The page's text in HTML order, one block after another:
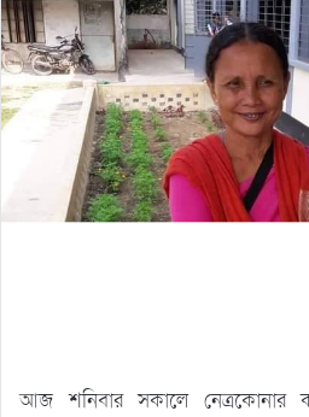
আজ শনিবার সকালে নেত্রকোনার